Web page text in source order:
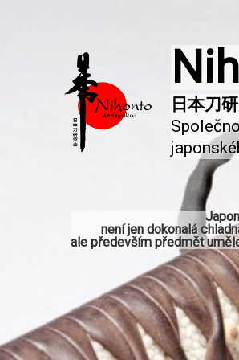
není jen dokonalá
ale především předmět